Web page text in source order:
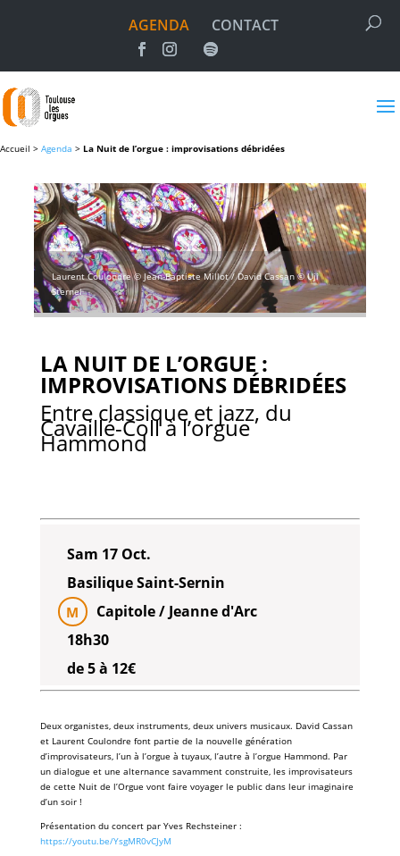
AGENDA CONTACT
Accueil > Agenda > La Nuit de l’orgue : improvisations débridées
Laurent Coulondre © Jean-Baptiste Millot / David Cassan © Uji
Sternel
LA NUIT DE L’ORGUE :
IMPROVISATIONS DÉBRIDÉES
Entre classique et jazz, du
Cavaillé-Coll à l’orgue
Hammond
Sam 17 Oct.
Basilique Saint-Sernin
M
Capitole / Jeanne d'Arc
18h30
de 5 à 12€
Deux organistes, deux instruments, deux univers musicaux. David Cassan
et Laurent Coulondre font partie de la nouvelle génération
d’improvisateurs, l’un à l’orgue à tuyaux, l’autre à l’orgue Hammond. Par
un dialogue et une alternance savamment construite, les improvisateurs
de cette Nuit de l’Orgue vont faire voyager le public dansleur imaginaire
d’un soir !
Présentation du concert par Yves Rechsteiner :
https://youtu.be/YsgMR0vCJyM